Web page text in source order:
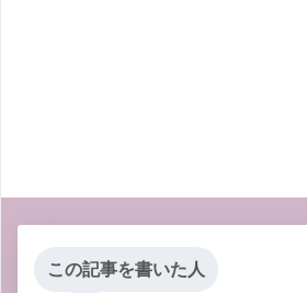
この記事を書いた人